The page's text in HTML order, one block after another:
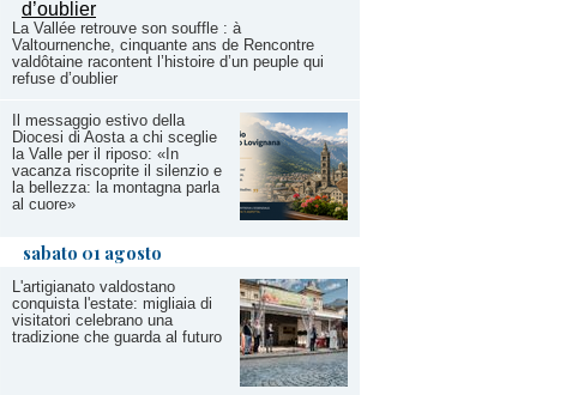
La Vallée retrouve son souffle : à
Valtournenche, cinquante ans de Rencontre
valdôtaine racontent l’histoire d’un peuple qui
refuse d’oublier
Il messaggio estivo della
Diocesi di Aosta a chi sceglie
la Valle per il riposo: «In
vacanza riscoprite il silenzio e
la bellezza: la montagna parla
al cuore»
sabato 01 agosto
L'artigianato valdostano
conquista l'estate: migliaia di
visitatori celebrano una
tradizione che guarda al futuro